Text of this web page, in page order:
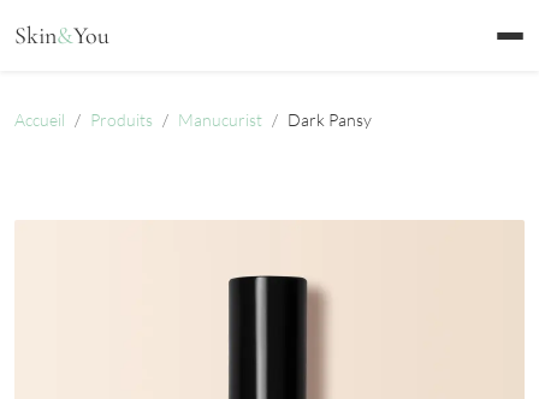
Skin&You
Accueil Produits Manucurist Dark Pansy